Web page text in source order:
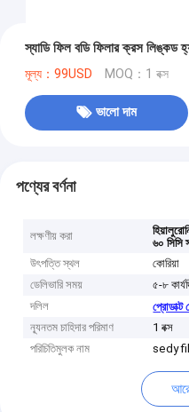
স্যাডি ফিল বডি ফিলার ক্রস লিঙ্কড
মূল্য：99USD MOQ：1 বক্স
ভালো দাম
পণ্যের বর্ণনা
লক্ষণীয় করা
৬০ সিসি
উৎপত্তি স্থল
কোরিয়া
ডেলিভারি সময়
৫-৮
দলিল
প্রোডাক্ট
ন্যূনতম চাহিদার পরিমাণ
1 বক্স
পরিচিতিমুলক নাম
sedy fill